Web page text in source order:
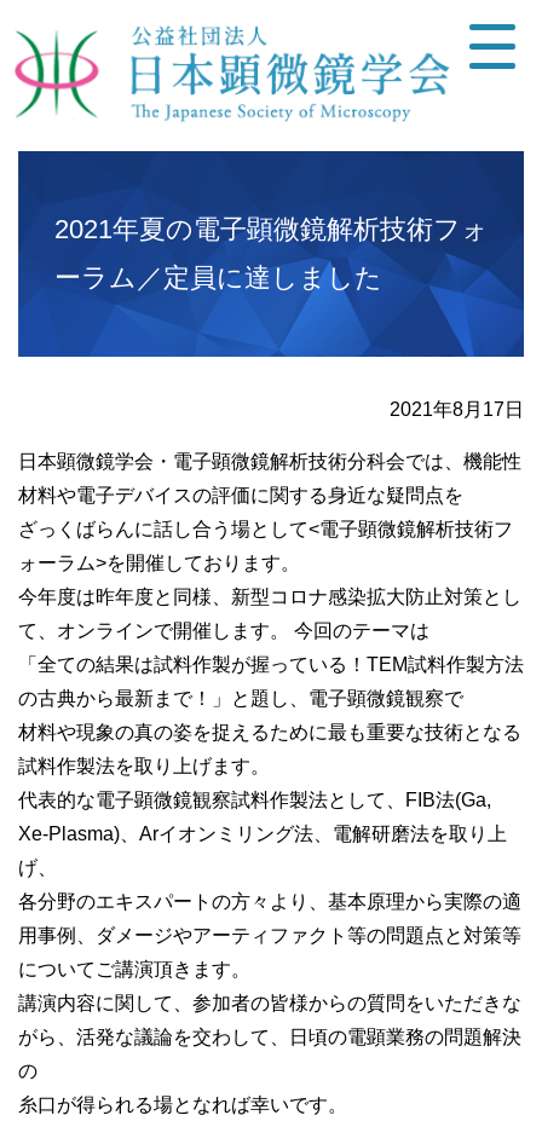
2021年夏の電子顕微鏡解析技術フォ
ーラム／定員に達しました
2021年8月17日
日本顕微鏡学会・電子顕微鏡解析技術分科会では、機能性
材料や電子デバイスの評価に関する身近な疑問点を
ざっくばらんに話し合う場として<電子顕微鏡解析技術フ
ォーラム>を開催しております。
今年度は昨年度と同様、新型コロナ感染拡大防止対策とし
て、オンラインで開催します。 今回のテーマは
「全ての結果は試料作製が握っている！TEM試料作製方法
の古典から最新まで！」と題し、電子顕微鏡観察で
材料や現象の真の姿を捉えるために最も重要な技術となる
試料作製法を取り上げます。
代表的な電子顕微鏡観察試料作製法として、FIB法(Ga,
Xe-Plasma)、Arイオンミリング法、電解研磨法を取り上
げ、
各分野のエキスパートの方々より、基本原理から実際の適
用事例、ダメージやアーティファクト等の問題点と対策等
についてご講演頂きます。
講演内容に関して、参加者の皆様からの質問をいただきな
がら、活発な議論を交わして、日頃の電顕業務の問題解決
の
糸口が得られる場となれば幸いです。